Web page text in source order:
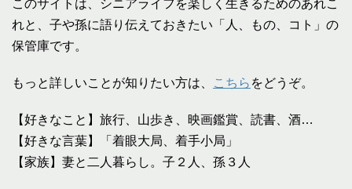
このサイトは、シニアライフを楽しく生きるためのあれこ
れと、子や孫に語り伝えておきたい「人、もの、コト」の
保管庫です。
もっと詳しいことが知りたい方は、 こちら をどうぞ。
【好きなこと】旅行、山歩き、映画鑑賞、読書、酒…
【好きな言葉】「着眼大局、着手小局」
【家族】妻と二人暮らし。子２人、孫３人